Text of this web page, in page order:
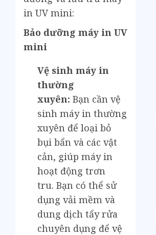
in UV mini:
Bảo dưỡng máy in UV
mini
Vệ sinh máy in
thường
xuyên: Bạn cần vệ
sinh máy in thường
xuyên để loại bỏ
bụi bẩn và các vật
cản, giúp máy in
hoạt động trơn
tru. Bạn có thể sử
dụng vải mềm và
dung dịch tẩy rửa
chuyên dụng để vệ